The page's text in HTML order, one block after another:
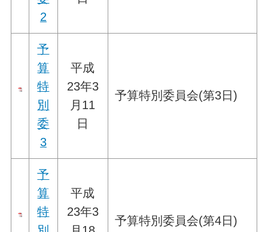
2
予
算
特
別
委
3
平成
23年3
月11
日
予算特別委員会(第3日)
予
算
特
平成
23年3
予算特別委員会(第4日)